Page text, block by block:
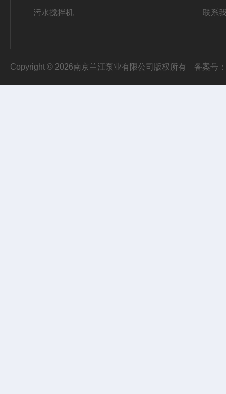
污水搅拌机 联系
Copyright © 2026南京兰江泵业有限公司版权所有 备案号